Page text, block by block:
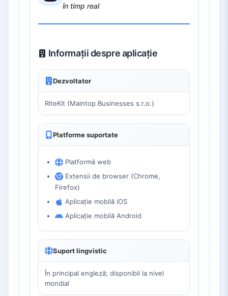
în timp real
Informații despre aplicație
Dezvoltator
RiteKit (Maintop Businesses s.r.o.)
Platforme suportate
Platformă web
Extensii de browser (Chrome,
Firefox)
Aplicație mobilă iOS
Aplicație mobilă Android
Suport lingvistic
În principal engleză; disponibil la nivel
mondial